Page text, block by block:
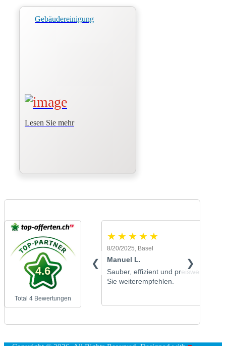
Gebäudereinigung
Lesen Sie mehr
4.6
Total 4 Bewertungen
❮
8/20/2025, Basel
Manuel L.
Sauber, effizient und preiswert -
Sie weiterempfehlen.
❯